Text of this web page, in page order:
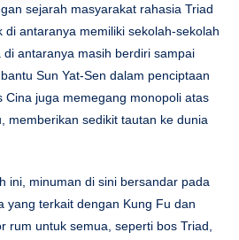
sejarah masyarakat rahasia Triad
di antaranya memiliki sekolah-sekolah
antaranya masih berdiri sampai
Sun Yat-Sen dalam penciptaan
Cina juga memegang monopoli atas
memberikan sedikit tautan ke dunia
ini, minuman di sini bersandar pada
yang terkait dengan Kung Fu dan
rum untuk semua, seperti bos Triad,